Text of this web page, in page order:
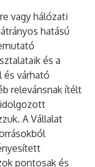
vagy hálózati
hatású
és a
és várható
relevánsnak ítélt
A Vállalat
pontosak és